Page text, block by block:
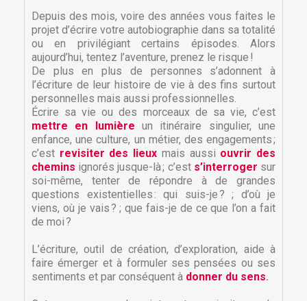
Depuis des mois, voire des années vous faites le
projet d’écrire votre autobiographie dans sa totalité
ou en privilégiant certains épisodes. Alors
aujourd’hui, tentez l’aventure, prenez le risque !
De plus en plus de personnes s’adonnent à
l’écriture de leur histoire de vie à des fins surtout
personnelles mais aussi professionnelles.
Écrire sa vie ou des morceaux de sa vie, c’est
mettre en lumière un itinéraire singulier, une
enfance, une culture, un métier, des engagements ;
c’est revisiter des lieux mais aussi ouvrir des
chemins ignorés jusque-là ; c’est s’interroger sur
soi-même, tenter de répondre à de grandes
questions existentielles : qui suis-je ? ; d’où je
viens, où je vais ? ; que fais-je de ce que l’on a fait
de moi ?
L’écriture, outil de création, d’exploration, aide à
faire émerger et à formuler ses pensées ou ses
sentiments et par conséquent à donner du sens.